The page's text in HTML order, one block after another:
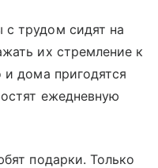
трудом сидят на
их стремление к
дома пригодятся
ежедневную
подарки. Только